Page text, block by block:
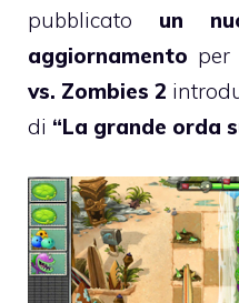
pubblicato un
aggiornamento per
vs. Zombies 2
di “La grande orda